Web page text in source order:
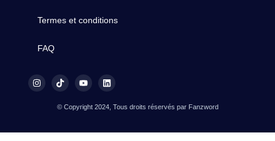
Termes et conditions
FAQ
© Copyright 2024, Tous droits réservés par Fanzword